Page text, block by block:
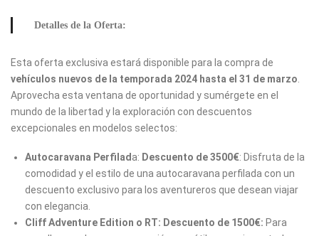
Detalles de la Oferta:
Esta oferta exclusiva estará disponible para la compra de
vehículos nuevos de la temporada 2024 hasta el 31 de marzo
Aprovecha esta ventana de oportunidad y sumérgete en el
mundo de la libertad y la exploración con descuentos
excepcionales en modelos selectos:
Autocaravana Perfilad a: Descuento de 3500€: Disfruta de la
comodidad y el estilo de una autocaravana perfilada con un
descuento exclusivo para los aventureros que desean viajar
con elegancia.
Cliff Adventure Edition o RT: Descuento de 1500€: Para